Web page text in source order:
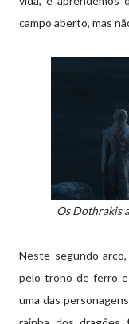
campo aberto, mas
Os
Neste segundo
pelo trono de ferro
uma das